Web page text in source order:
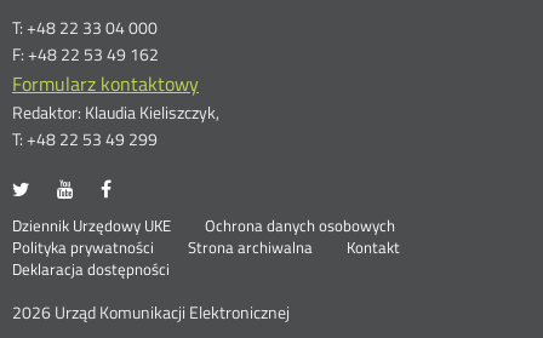
T: +48 22 33 04 000
F: +48 22 53 49 162
Formularz kontaktowy
Redaktor: Klaudia Kieliszczyk,
T: +48 22 53 49 299
UKE
portalu
Twitter
Otwórz
nowym
oknie
UKE
portalu
Youtube
Otwórz
nowym
oknie
portalu
Facebook
nowym
oknie
Stopka
menu
Dziennik Urzędowy UKE Otwórz
Ochrona danych osobowych
Polityka prywatności
Otwórz
w
oknie
Strona archiwalna
Kontakt
Deklaracja dostępności
2026 Urząd Komunikacji Elektronicznej